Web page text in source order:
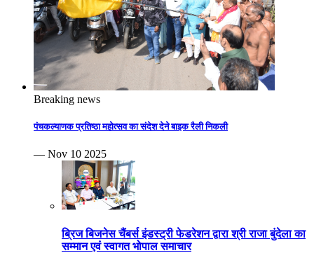
Breaking news
पंचकल्याणक प्रतिष्ठा महोत्सव का संदेश देने बाइक रैली निकली
— Nov 10 2025
ब्रिज बिजनेस चैंबर्स इंडस्ट्री फेडरेशन द्वारा श्री राजा बुंदेला का
सम्मान एवं स्वागत भोपाल समाचार